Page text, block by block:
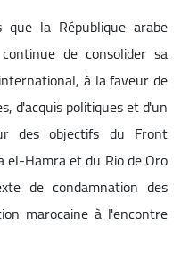
la République arabe
de consolider sa
à la faveur de
d'acquis politiques et d'un
des objectifs du Front
el-Hamra et du Rio de Oro
de condamnation des
marocaine à l'encontre